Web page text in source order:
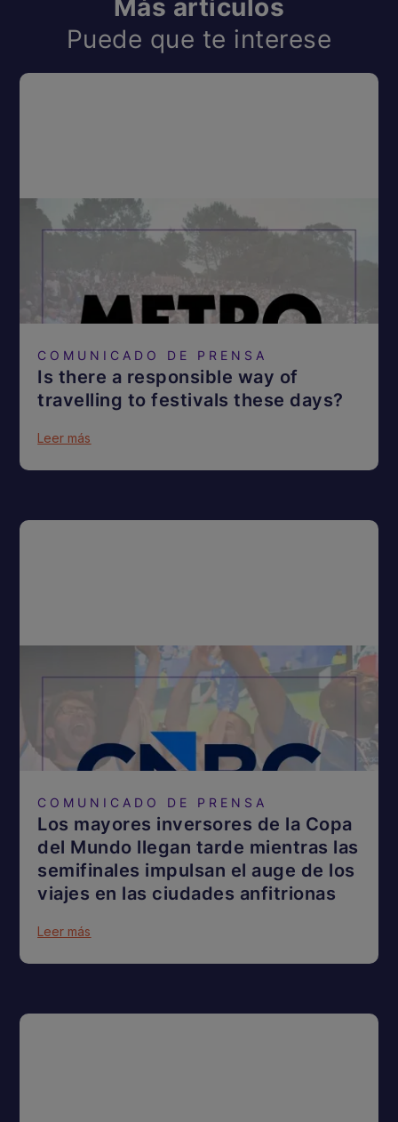
Más artículos
Puede que te interese
COMUNICADO DE PRENSA
Is there a responsible way of
travelling to festivals these days?
Leer más
COMUNICADO DE PRENSA
Los mayores inversores de la Copa
del Mundo llegan tarde mientras las
semifinales impulsan el auge de los
viajes en las ciudades anfitrionas
Leer más